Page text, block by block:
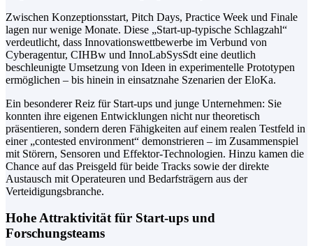
Zwischen Konzeptionsstart, Pitch Days, Practice Week und Finale
lagen nur wenige Monate. Diese „Start-up-typische Schlagzahl“
verdeutlicht, dass Innovationswettbewerbe im Verbund von
Cyberagentur, CIHBw und InnoLabSysSdt eine deutlich
beschleunigte Umsetzung von Ideen in experimentelle Prototypen
ermöglichen – bis hinein in einsatznahe Szenarien der EloKa.
Ein besonderer Reiz für Start-ups und junge Unternehmen: Sie
konnten ihre eigenen Entwicklungen nicht nur theoretisch
präsentieren, sondern deren Fähigkeiten auf einem realen Testfeld in
einer „contested environment“ demonstrieren – im Zusammenspiel
mit Störern, Sensoren und Effektor-Technologien. Hinzu kamen die
Chance auf das Preisgeld für beide Tracks sowie der direkte
Austausch mit Operateuren und Bedarfsträgern aus der
Verteidigungsbranche.
Hohe Attraktivität für Start-ups und
Forschungsteams